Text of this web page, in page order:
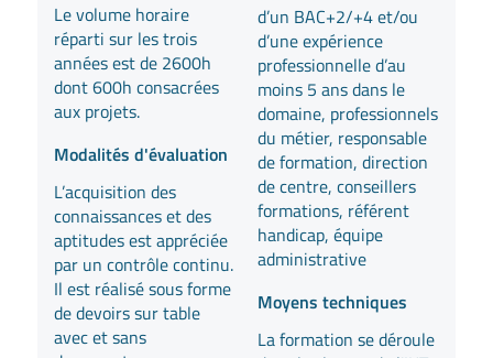
Le volume horaire
réparti sur les trois
années est de 2600h
dont 600h consacrées
aux projets.
Modalités d'évaluation
L’acquisition des
connaissances et des
aptitudes est appréciée
par un contrôle continu.
Il est réalisé sous forme
de devoirs sur table
avec et sans
d’un BAC+2/+4 et/ou
d’une expérience
professionnelle d’au
moins 5 ans dans le
domaine, professionnels
du métier, responsable
de formation, direction
de centre, conseillers
formations, référent
handicap, équipe
administrative
Moyens techniques
La formation se déroule